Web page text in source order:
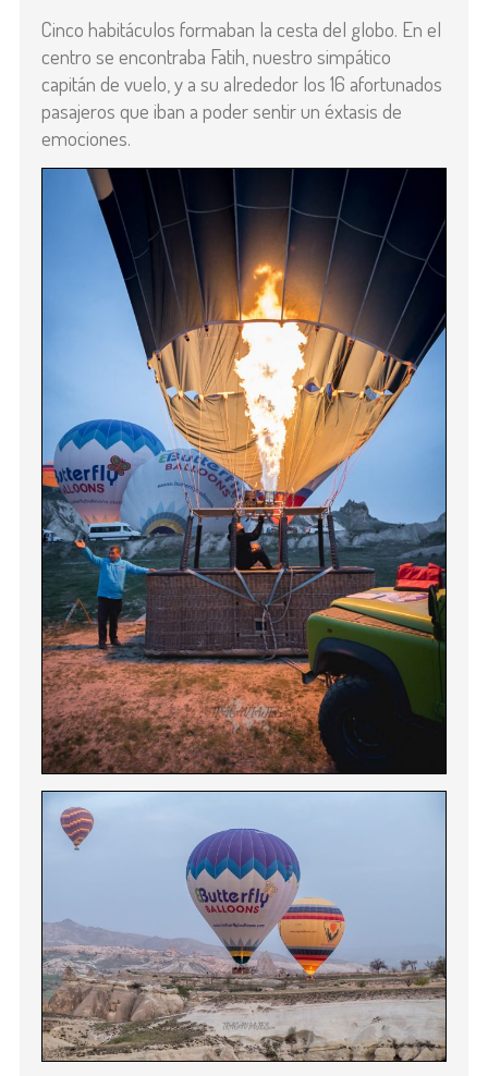
Cinco habitáculos formaban la cesta del globo. En el
centro se encontraba Fatih, nuestro simpático
capitán de vuelo, y a su alrededor los 16 afortunados
pasajeros que iban a poder sentir un éxtasis de
emociones.